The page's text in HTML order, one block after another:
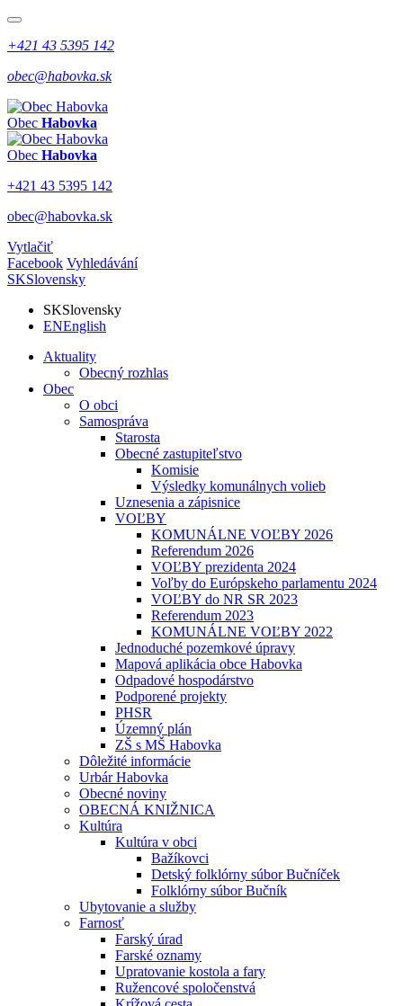
+421 43 5395 142
obec@habovka.sk
Obec Habovka
Obec Habovka
+421 43 5395 142
obec@habovka.sk
Vytlačiť
Facebook Vyhledávání
SKSlovensky
SKSlovensky
ENEnglish
Aktuality
Obecný rozhlas
Obec
O obci
Samospráva
Starosta
Obecné zastupiteľstvo
Komisie
Výsledky komunálnych volieb
Uznesenia a zápisnice
VOĽBY
KOMUNÁLNE VOĽBY 2026
Referendum 2026
VOĽBY prezidenta 2024
Voľby do Európskeho parlamentu 2024
VOĽBY do NR SR 2023
Referendum 2023
KOMUNÁLNE VOĽBY 2022
Jednoduché pozemkové úpravy
Mapová aplikácia obce Habovka
Odpadové hospodárstvo
Podporené projekty
PHSR
Územný plán
ZŠ s MŠ Habovka
Dôležité informácie
Urbár Habovka
Obecné noviny
OBECNÁ KNIŽNICA
Kultúra
Kultúra v obci
Bažíkovci
Detský folklórny súbor Bučníček
Folklórny súbor Bučník
Ubytovanie a služby
Farnosť
Farský úrad
Farské oznamy
Upratovanie kostola a fary
Ružencové spoločenstvá